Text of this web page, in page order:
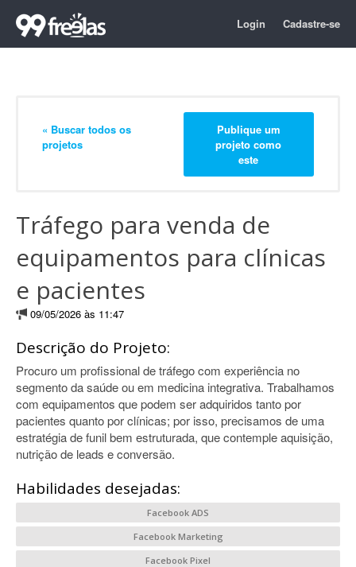
Login Cadastre-se
« Buscar todos os
projetos
Publique um
projeto como
este
Tráfego para venda de
equipamentos para clínicas
e pacientes
09/05/2026 às 11:47
Descrição do Projeto:
Procuro um profissional de tráfego com experiência no
segmento da saúde ou em medicina integrativa. Trabalhamos
com equipamentos que podem ser adquiridos tanto por
pacientes quanto por clínicas; por isso, precisamos de uma
estratégia de funil bem estruturada, que contemple aquisição,
nutrição de leads e conversão.
Habilidades desejadas:
Facebook ADS
Facebook Marketing
Facebook Pixel